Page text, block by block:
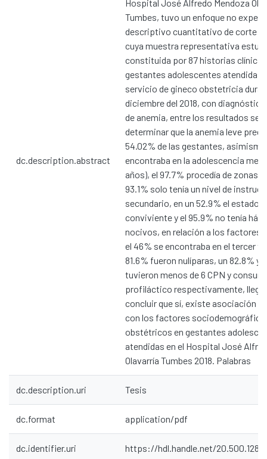
dc.description.abstract
Hospital José Alfredo Mendoza
Tumbes, tuvo un enfoque no
descriptivo cuantitativo de corte
cuya muestra representativa
constituida por 87 historias
gestantes adolescentes atendidas
servicio de gineco obstetricia
diciembre del 2018, con
de anemia, entre los resultados se
determinar que la anemia leve
54.02% de las gestantes,
encontraba en la adolescencia
años), el 97.7% procedía de zonas
93.1% solo tenía un nivel de
secundario, en un 52.9% el estado
conviviente y el 95.9% no tenía
nocivos, en relación a los factores
el 46% se encontraba en el tercer
81.6% fueron nulíparas, un 82.8% y
tuvieron menos de 6 CPN y
profiláctico respectivamente,
concluir que sí, existe asociación
con los factores
obstétricos en gestantes
atendidas en el Hospital José
Olavarría Tumbes 2018. Palabras
dc.description.uri Tesis
dc.format application/pdf
dc.identifier.uri https://hdl.handle.net/